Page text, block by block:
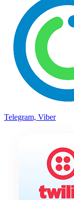
Telegram, Viber